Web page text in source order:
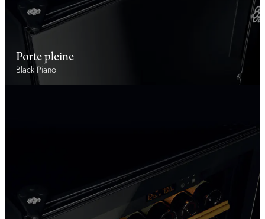
Porte pleine
Black Piano